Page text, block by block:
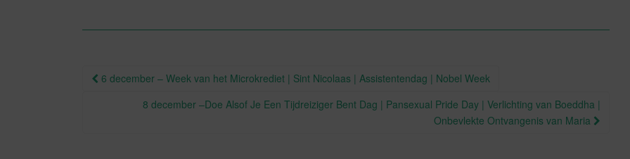
b
o
Berichtnavigatie
6 december – Week van het Microkrediet | Sint Nicolaas | Assistentendag | Nobel Week
8 december –Doe Alsof Je Een Tijdreiziger Bent Dag | Pansexual Pride Day | Verlichting van Boeddha |
Onbevlekte Ontvangenis van Maria